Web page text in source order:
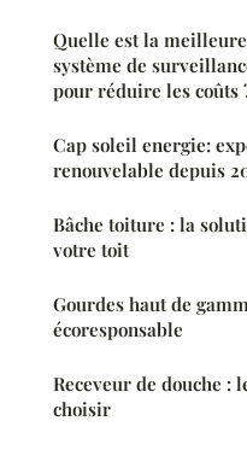
Quelle est la
système de
pour réduire les coûts
Cap soleil energie:
renouvelable depuis
Bâche toiture : la
votre toit
Gourdes haut de
écoresponsable
Receveur de douche :
choisir